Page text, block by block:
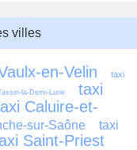
villes
en-Velin
taxi
la-Demi-Lune
taxi
Caluire-et-
sur-Saône
taxi
Saint-Priest